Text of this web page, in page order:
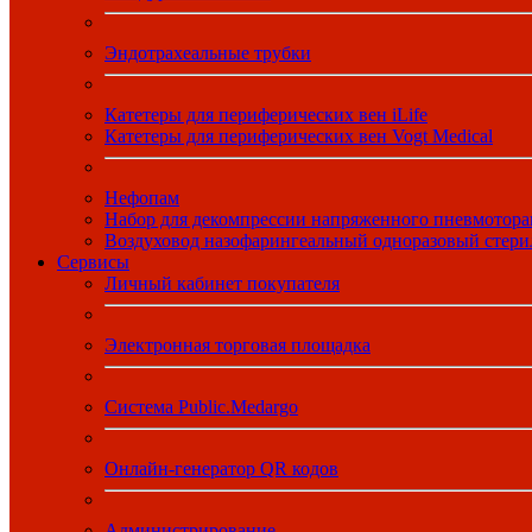
Эндотрахеальные трубки
Катетеры для периферических вен iLife
Катетеры для периферических вен Vogt Medical
Нефопам
Набор для декомпрессии напряженного
Воздуховод назофарингеальный одноразовый
Сервисы
Личный кабинет покупателя
Электронная торговая площадка
Система Public.Medargo
Онлайн-генератор QR кодов